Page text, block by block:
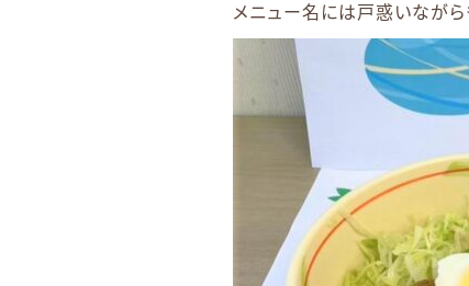
メニュー名には戸惑いながら